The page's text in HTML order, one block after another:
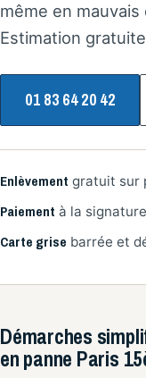
même en
Estimation
01 83 64 20 42
Enlèvement gratuit sur
Paiement à la signature
Carte grise barrée et
Démarches
en panne Paris